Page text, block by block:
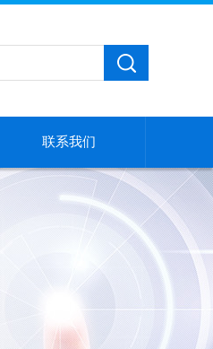
联系我们